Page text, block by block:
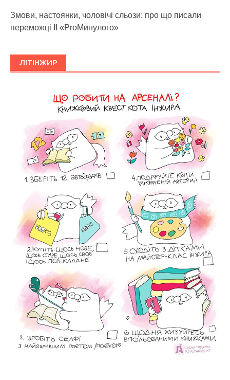
Змови, настоянки, чоловічі сльози: про що писали
переможці ІІ «ProМинулого»
ЛІТІНЖИР